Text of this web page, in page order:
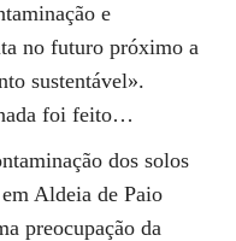
e
no futuro próximo a
sustentável».
foi feito…
dos solos
Aldeia de Paio
preocupação da